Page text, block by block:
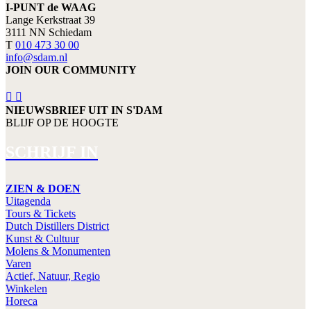
I-PUNT de WAAG
Lange Kerkstraat 39
3111 NN Schiedam
T 010 473 30 00
info@sdam.nl
JOIN OUR COMMUNITY
NIEUWSBRIEF UIT IN S'DAM
BLIJF OP DE HOOGTE
SCHRIJF IN
ZIEN & DOEN
Uitagenda
Tours & Tickets
Dutch Distillers District
Kunst & Cultuur
Molens & Monumenten
Varen
Actief, Natuur, Regio
Winkelen
Horeca